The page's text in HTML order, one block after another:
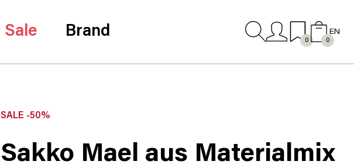
Sale Brand
0 0
EN
SALE -50%
Sakko Mael aus Materialmix